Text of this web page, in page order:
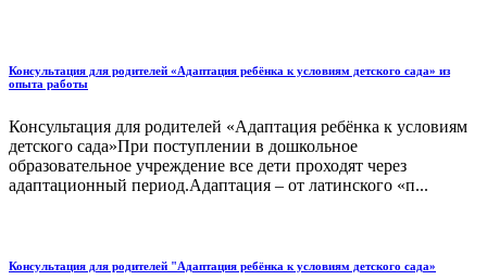
Консультация для родителей «Адаптация ребёнка к условиям детского сада» из
опыта работы
Консультация для родителей «Адаптация ребёнка к условиям
детского сада»При поступлении в дошкольное
образовательное учреждение все дети проходят через
адаптационный период.Адаптация – от латинского «п...
Консультация для родителей "Адаптация ребёнка к условиям детского сада»